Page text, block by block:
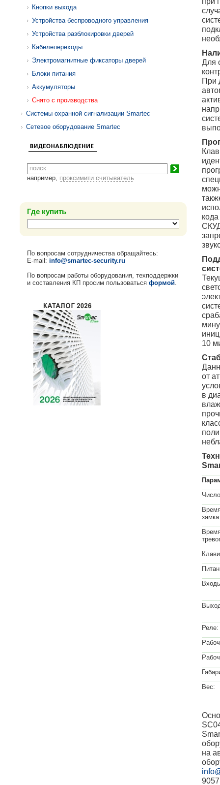
Кнопки выхода
Устройства беспроводного управления
Устройства разблокировки дверей
Кабелепереходы
Электромагнитные фиксаторы дверей
Блоки питания
Аккумуляторы
Снято с производства
Системы охранной сигнализации Smartec
Сетевое оборудование Smartec
например, проксимити считыватель
Где купить
По вопросам сотрудничества обращайтесь:
E-mail: info@smartec-security.ru
По вопросам работы оборудования, техподдержки
и составления КП просим пользоваться формой
Для
При
10
от
в
Реле:
Вес:
на